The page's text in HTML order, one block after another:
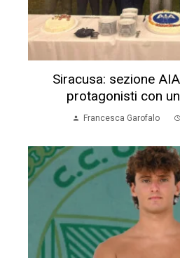
Siracusa: sezione
protagonisti con
Francesca Garofalo